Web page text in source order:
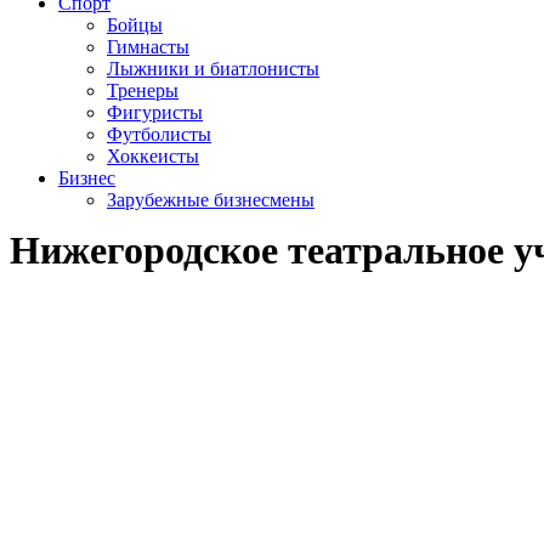
Бойцы
Гимнасты
Лыжники и биатлонисты
Тренеры
Фигуристы
Футболисты
Хоккеисты
Бизнес
Зарубежные бизнесмены
Нижегородское театральное